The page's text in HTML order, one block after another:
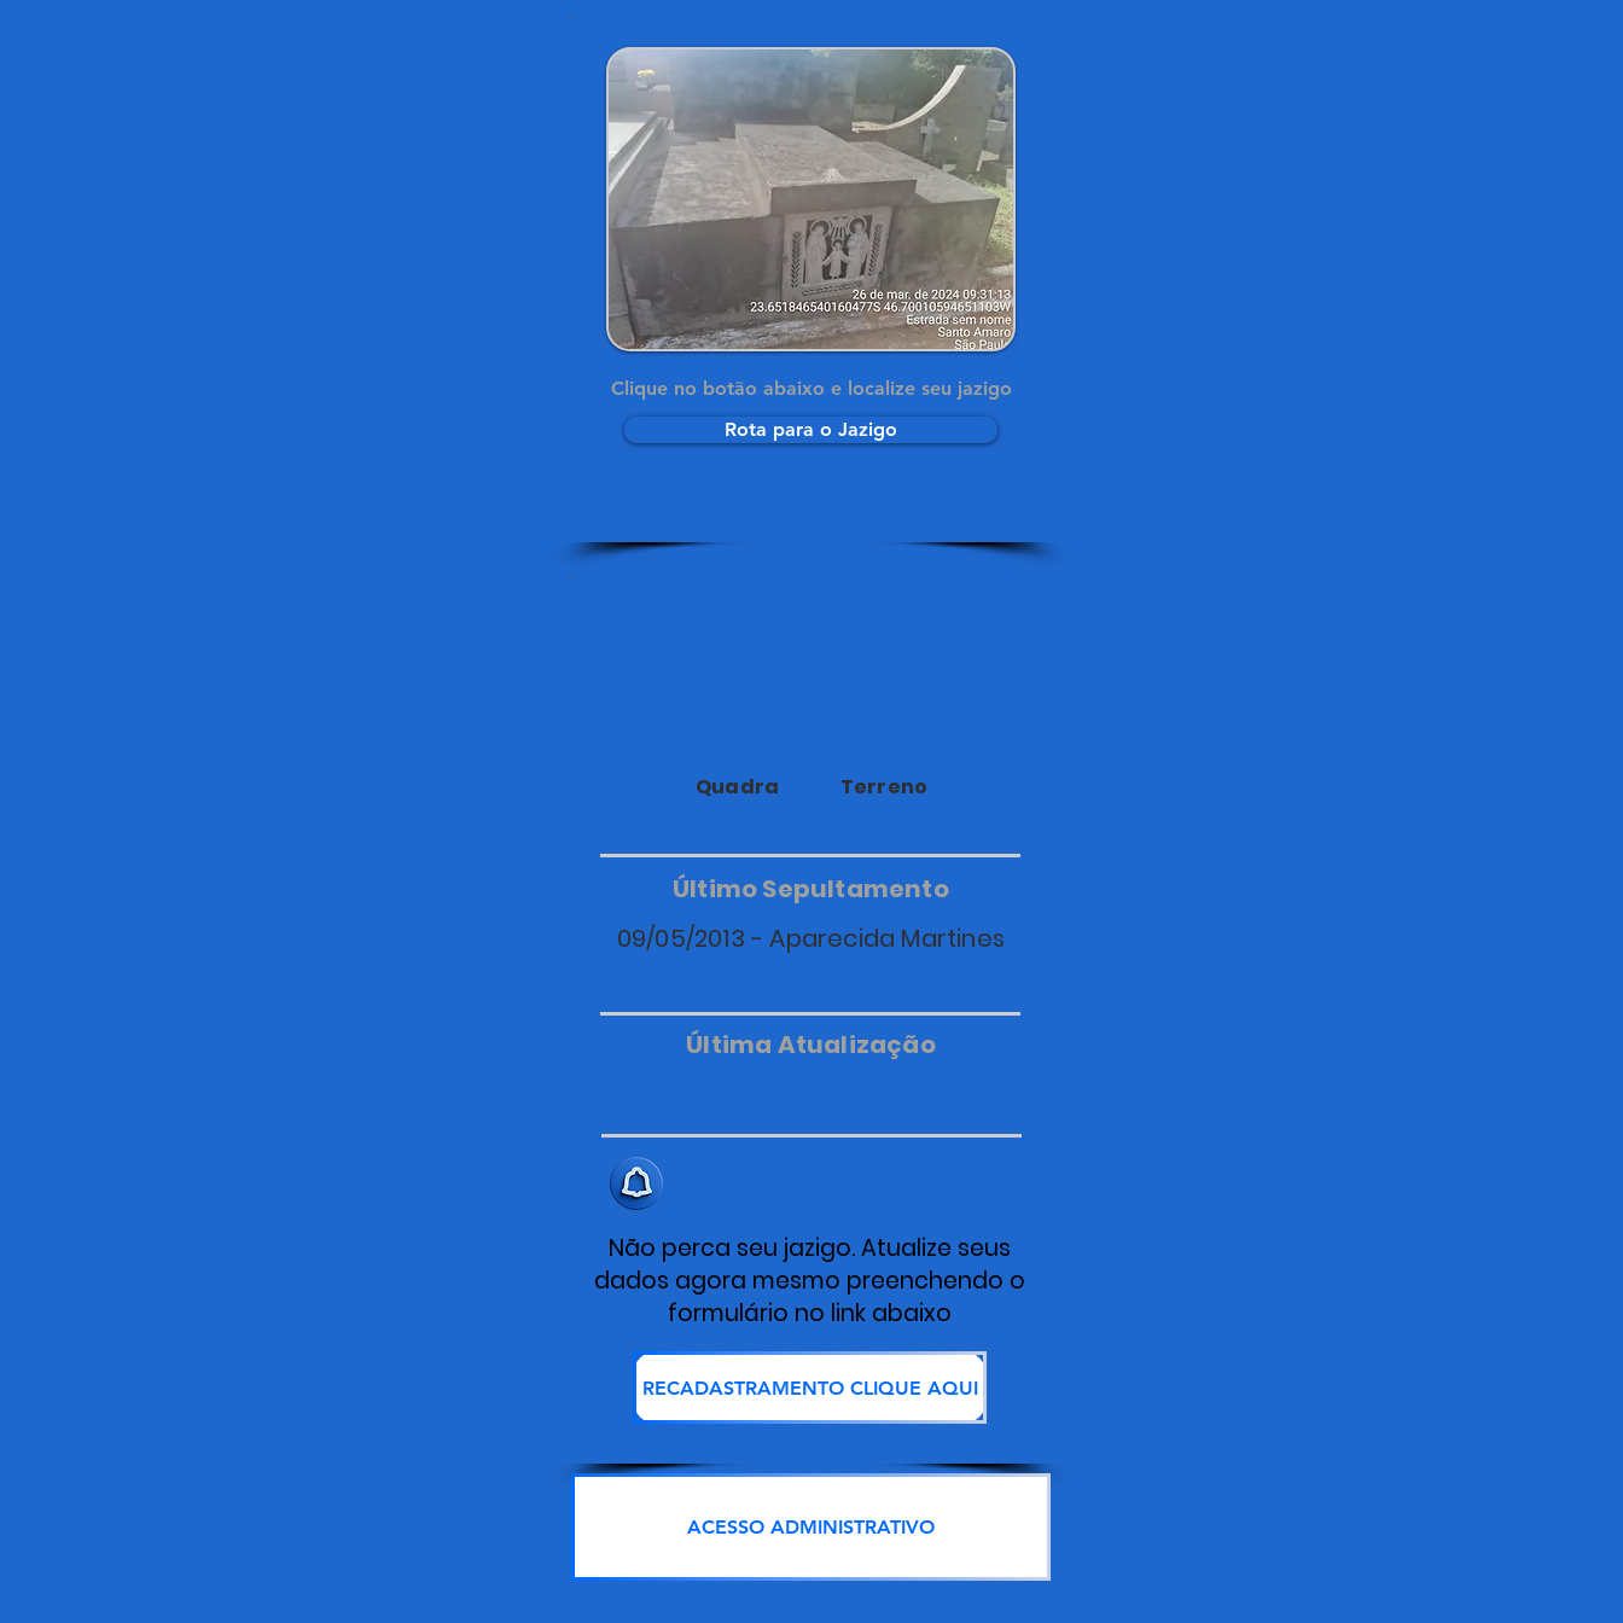
Clique no botão abaixo e localize seu jazigo
Rota para o Jazigo
Quadra Terreno
Último Sepultamento
09/05/2013 - Aparecida Martines
Última Atualização
Não perca seu jazigo. Atualize seus
dados agora mesmo preenchendo o
formulário no link abaixo
RECADASTRAMENTO CLIQUE AQUI
ACESSO ADMINISTRATIVO